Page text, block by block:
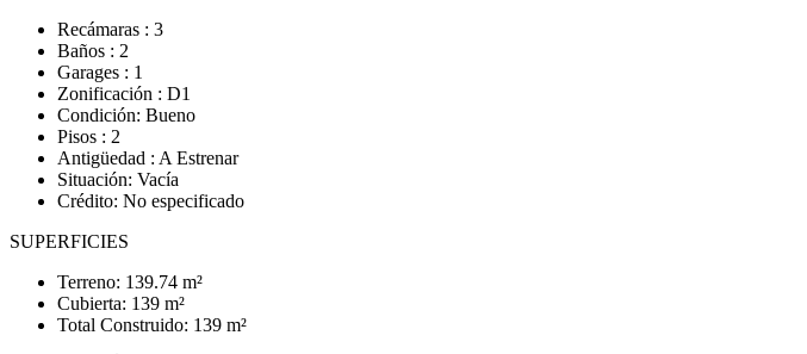
Recámaras : 3
Baños : 2
Garages : 1
Zonificación : D1
Condición: Bueno
Pisos : 2
Antigüedad : A Estrenar
Situación: Vacía
Crédito: No especificado
SUPERFICIES
Terreno: 139.74 m²
Cubierta: 139 m²
Total Construido: 139 m²